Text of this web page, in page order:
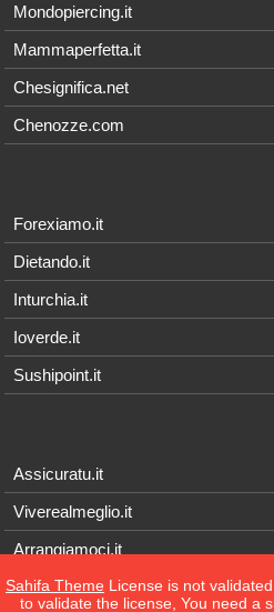
Mondopiercing.it
Mammaperfetta.it
Chesignifica.net
Chenozze.com
Forexiamo.it
Dietando.it
Inturchia.it
Ioverde.it
Sushipoint.it
Assicuratu.it
Viverealmeglio.it
Arrangiamoci.it
Tecnichef.it
Sahifa Theme License is not
to validate the license, You need a